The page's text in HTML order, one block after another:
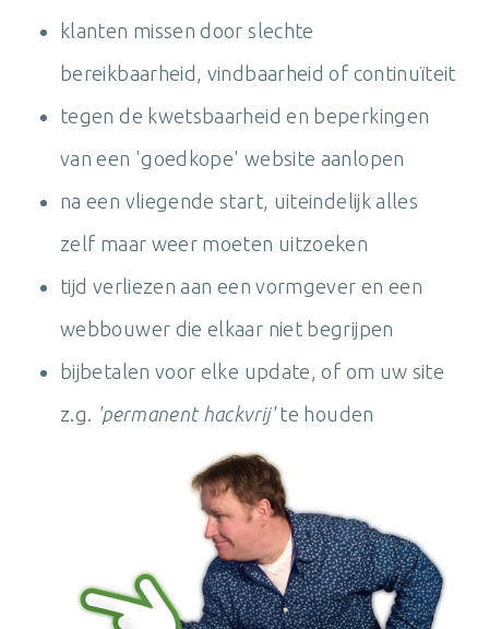
klanten missen door slechte
bereikbaarheid, vindbaarheid of continuïteit
tegen de kwetsbaarheid en beperkingen
van een 'goedkope' website aanlopen
na een vliegende start, uiteindelijk alles
zelf maar weer moeten uitzoeken
tijd verliezen aan een vormgever en een
webbouwer die elkaar niet begrijpen
bijbetalen voor elke update, of om uw site
z.g.
'permanent hackvrij'te houden